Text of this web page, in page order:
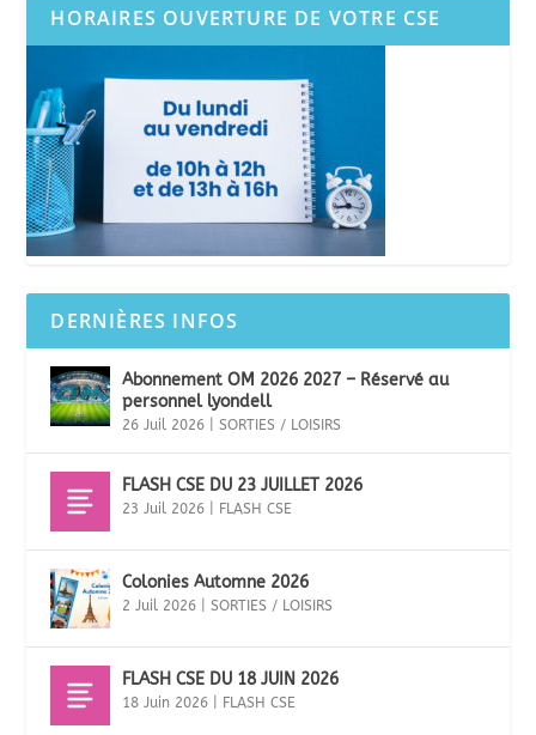
HORAIRES OUVERTURE DE VOTRE CSE
DERNIÈRES INFOS
Abonnement OM 2026 2027 – Réservé au
personnel lyondell
26 Juil 2026 |SORTIES / LOISIRS
FLASH CSE DU 23 JUILLET 2026
23 Juil 2026 FLASH CSE
Colonies Automne 2026
2 Juil 2026 |SORTIES / LOISIRS
FLASH CSE DU 18 JUIN 2026
18 Juin 2026 FLASH CSE